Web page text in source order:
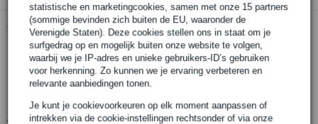
statistische en marketingcookies, samen met onze 15 partners
(sommige bevinden zich buiten de EU, waaronder de
Verenigde Staten). Deze cookies stellen ons in staat om je
surfgedrag op en mogelijk buiten onze website te volgen,
waarbij we je IP-adres en unieke gebruikers-ID’s gebruiken
voor herkenning. Zo kunnen we je ervaring verbeteren en
relevante aanbiedingen tonen.
Je kunt je cookievoorkeuren op elk moment aanpassen of
intrekken via de cookie-instellingen rechtsonder of via onze
Productinformatie
geschikt voor 4-snarige basgitaar
diktes: 65-75-100-115
Bekijk alle productspecificaties